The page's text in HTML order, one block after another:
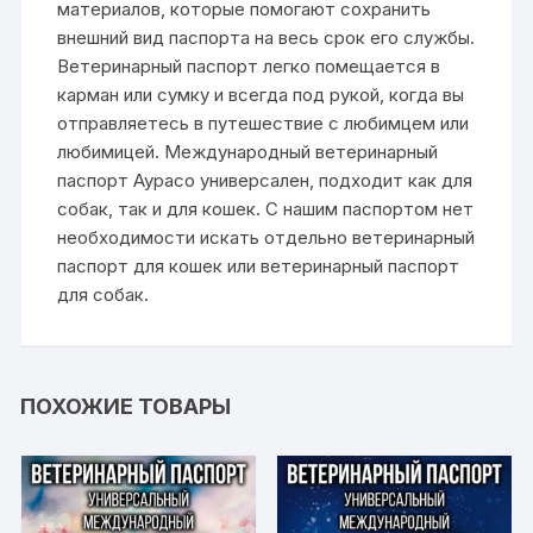
материалов, которые помогают сохранить
внешний вид паспорта на весь срок его службы.
Ветеринарный паспорт легко помещается в
карман или сумку и всегда под рукой, когда вы
отправляетесь в путешествие с любимцем или
любимицей. Международный ветеринарный
паспорт Аурасо универсален, подходит как для
собак, так и для кошек. С нашим паспортом нет
необходимости искать отдельно ветеринарный
паспорт для кошек или ветеринарный паспорт
для собак.
ПОХОЖИЕ ТОВАРЫ